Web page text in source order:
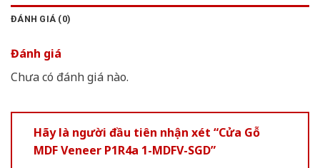
ĐÁNH GIÁ (0)
Đánh giá
Chưa có đánh giá nào.
Hãy là người đầu tiên nhận xét “Cửa Gỗ
MDF Veneer P1R4a 1-MDFV-SGD”